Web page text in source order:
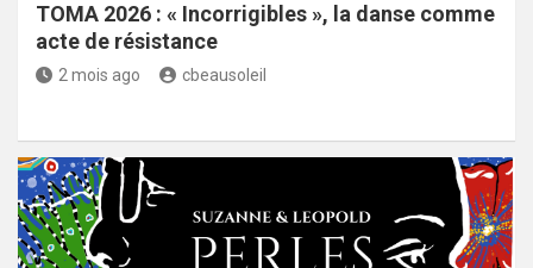
TOMA 2026 : « Incorrigibles », la danse comme
acte de résistance
2 mois ago cbeausoleil